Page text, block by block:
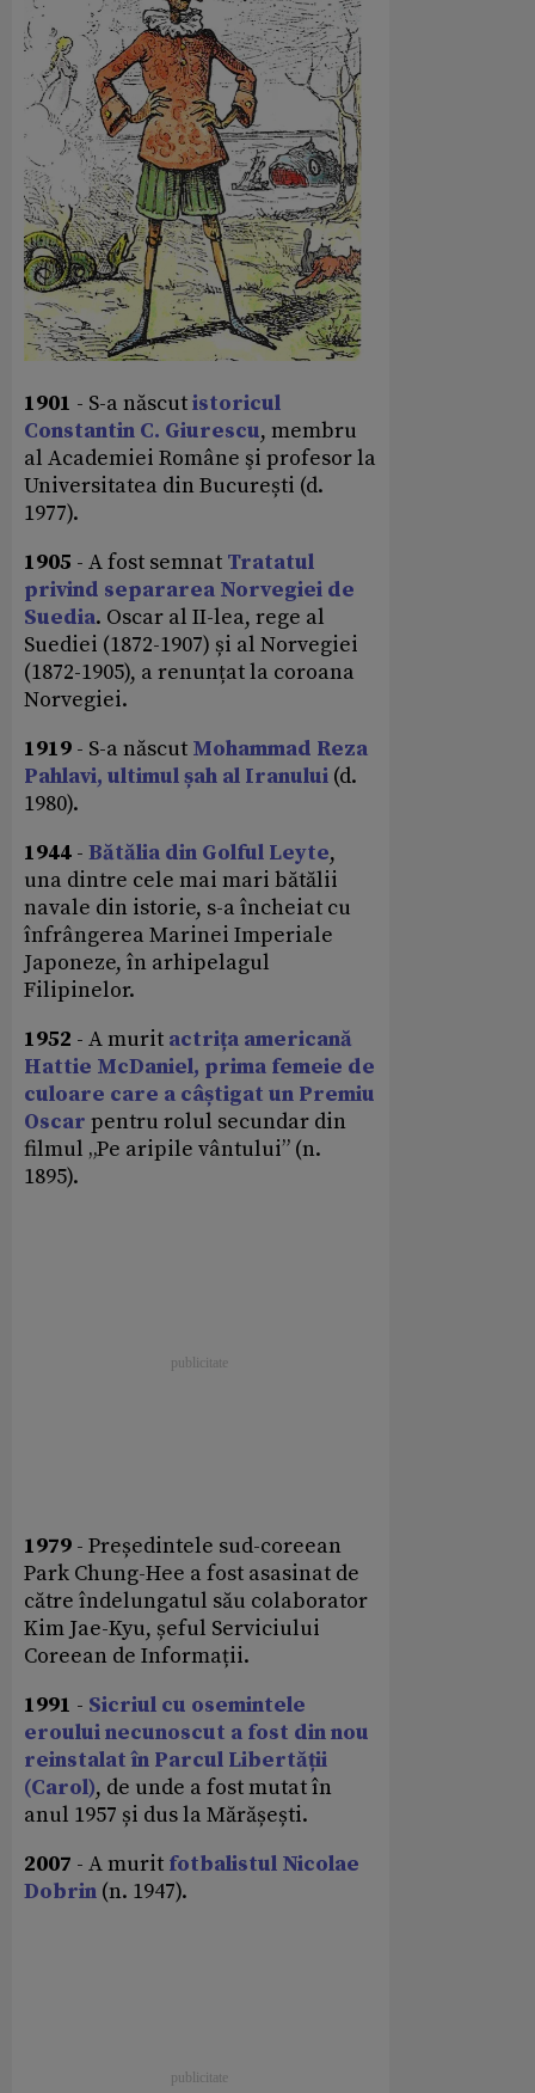
1901 - S-a născutistoricul
Constantin C. Giurescu, membru
al Academiei Române şi profesor la
Universitatea din București (d.
1977).
1905 - A fost semnat Tratatul
privind separarea Norvegiei de
Suedia. Oscar al II-lea, rege al
Suediei (1872-1907) și al Norvegiei
(1872-1905), a renunțat la coroana
Norvegiei.
1919 - S-a născut Mohammad Reza
Pahlavi, ultimul șah al Iranului (d.
1980).
1944 - Bătălia din Golful Leyte,
una dintre cele mai mari bătălii
navale din istorie, s-a încheiat cu
înfrângerea Marinei Imperiale
Japoneze, în arhipelagul
Filipinelor.
1952 - A murit actrița americană
Hattie McDaniel, prima femeie de
culoare care a câștigat un Premiu
Oscar pentru rolul secundar din
filmul „Pe aripile vântului” (n.
1895).
1979 - Președintele sud-coreean
Park Chung-Hee a fost asasinat de
către îndelungatul său colaborator
Kim Jae-Kyu, șeful Serviciului
Coreean de Informații.
1991 - Sicriul cu osemintele
eroului necunoscut a fost din nou
reinstalat în Parcul Libertății
(Carol), de unde a fost mutat în
anul 1957 și dus la Mărășești.
2007 - A murit fotbalistul Nicolae
Dobrin (n. 1947).